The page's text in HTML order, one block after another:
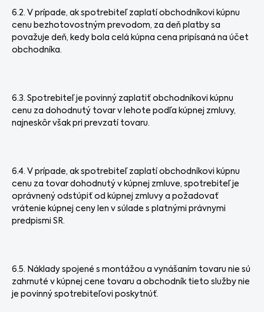
6.2. V prípade, ak spotrebiteľ zaplatí obchodníkovi kúpnu
cenu bezhotovostným prevodom, za deň platby sa
považuje deň, kedy bola celá kúpna cena pripísaná na účet
obchodníka.
6.3. Spotrebiteľ je povinný zaplatiť obchodníkovi kúpnu
cenu za dohodnutý tovar v lehote podľa kúpnej zmluvy,
najneskôr však pri prevzatí tovaru.
6.4. V prípade, ak spotrebiteľ zaplatí obchodníkovi kúpnu
cenu za tovar dohodnutý v kúpnej zmluve, spotrebiteľ je
oprávnený odstúpiť od kúpnej zmluvy a požadovať
vrátenie kúpnej ceny len v súlade s platnými právnymi
predpismi SR.
6.5. Náklady spojené s montážou a vynášaním tovaru nie sú
zahrnuté v kúpnej cene tovaru a obchodník tieto služby nie
je povinný spotrebiteľovi poskytnúť.